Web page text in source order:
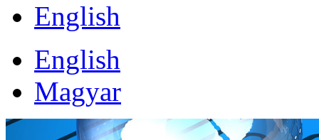
English
English
Magyar